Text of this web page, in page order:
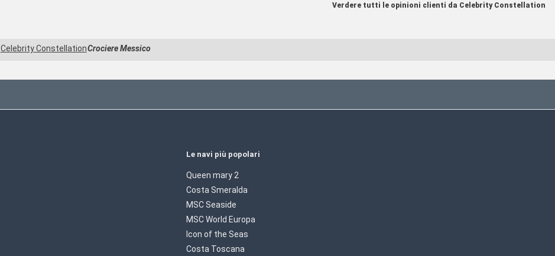
Verdere tutti le opinioni clienti da Celebrity Constellation
Celebrity ConstellationCrociere Messico
Le navi più popolari
Queen mary 2
Costa Smeralda
MSC Seaside
MSC World Europa
Icon of the Seas
Costa Toscana